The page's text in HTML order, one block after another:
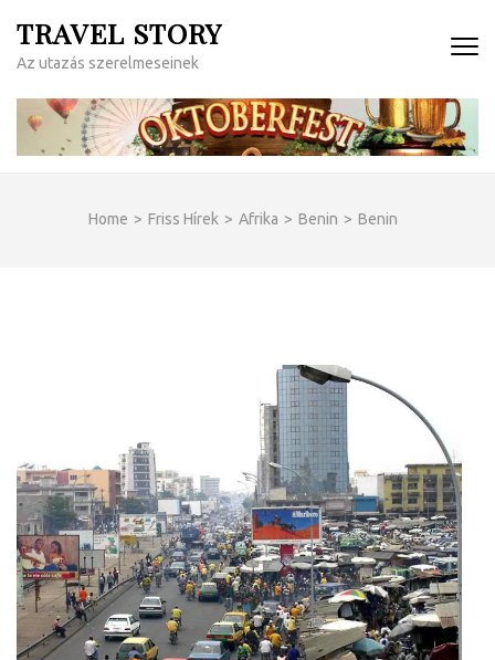
content
Enter)
TRAVEL STORY
Az utazás szerelmeseinek
Home > Friss Hírek > Afrika > Benin > Benin